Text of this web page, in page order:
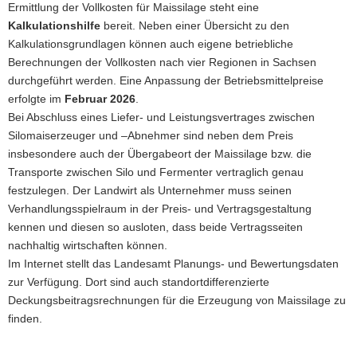
a
t
i
o
n
Ermittlung der Vollkosten für Maissilage steht eine
Kalkulationshilfe bereit. Neben einer Übersicht zu den
Kalkulationsgrundlagen können auch eigene betriebliche
Berechnungen der Vollkosten nach vier Regionen in Sachsen
durchgeführt werden. Eine Anpassung der Betriebsmittelpreise
erfolgte im Februar 2026
Bei Abschluss eines Liefer- und Leistungsvertrages zwischen
Silomaiserzeuger und –Abnehmer sind neben dem Preis
insbesondere auch der Übergabeort der Maissilage bzw. die
Transporte zwischen Silo und Fermenter vertraglich genau
festzulegen. Der Landwirt als Unternehmer muss seinen
Verhandlungsspielraum in der Preis- und Vertragsgestaltung
kennen und diesen so ausloten, dass beide Vertragsseiten
nachhaltig wirtschaften können.
Im Internet stellt das Landesamt Planungs- und Bewertungsdaten
zur Verfügung. Dort sind auch standortdifferenzierte
Deckungsbeitragsrechnungen für die Erzeugung von Maissilage zu
finden.